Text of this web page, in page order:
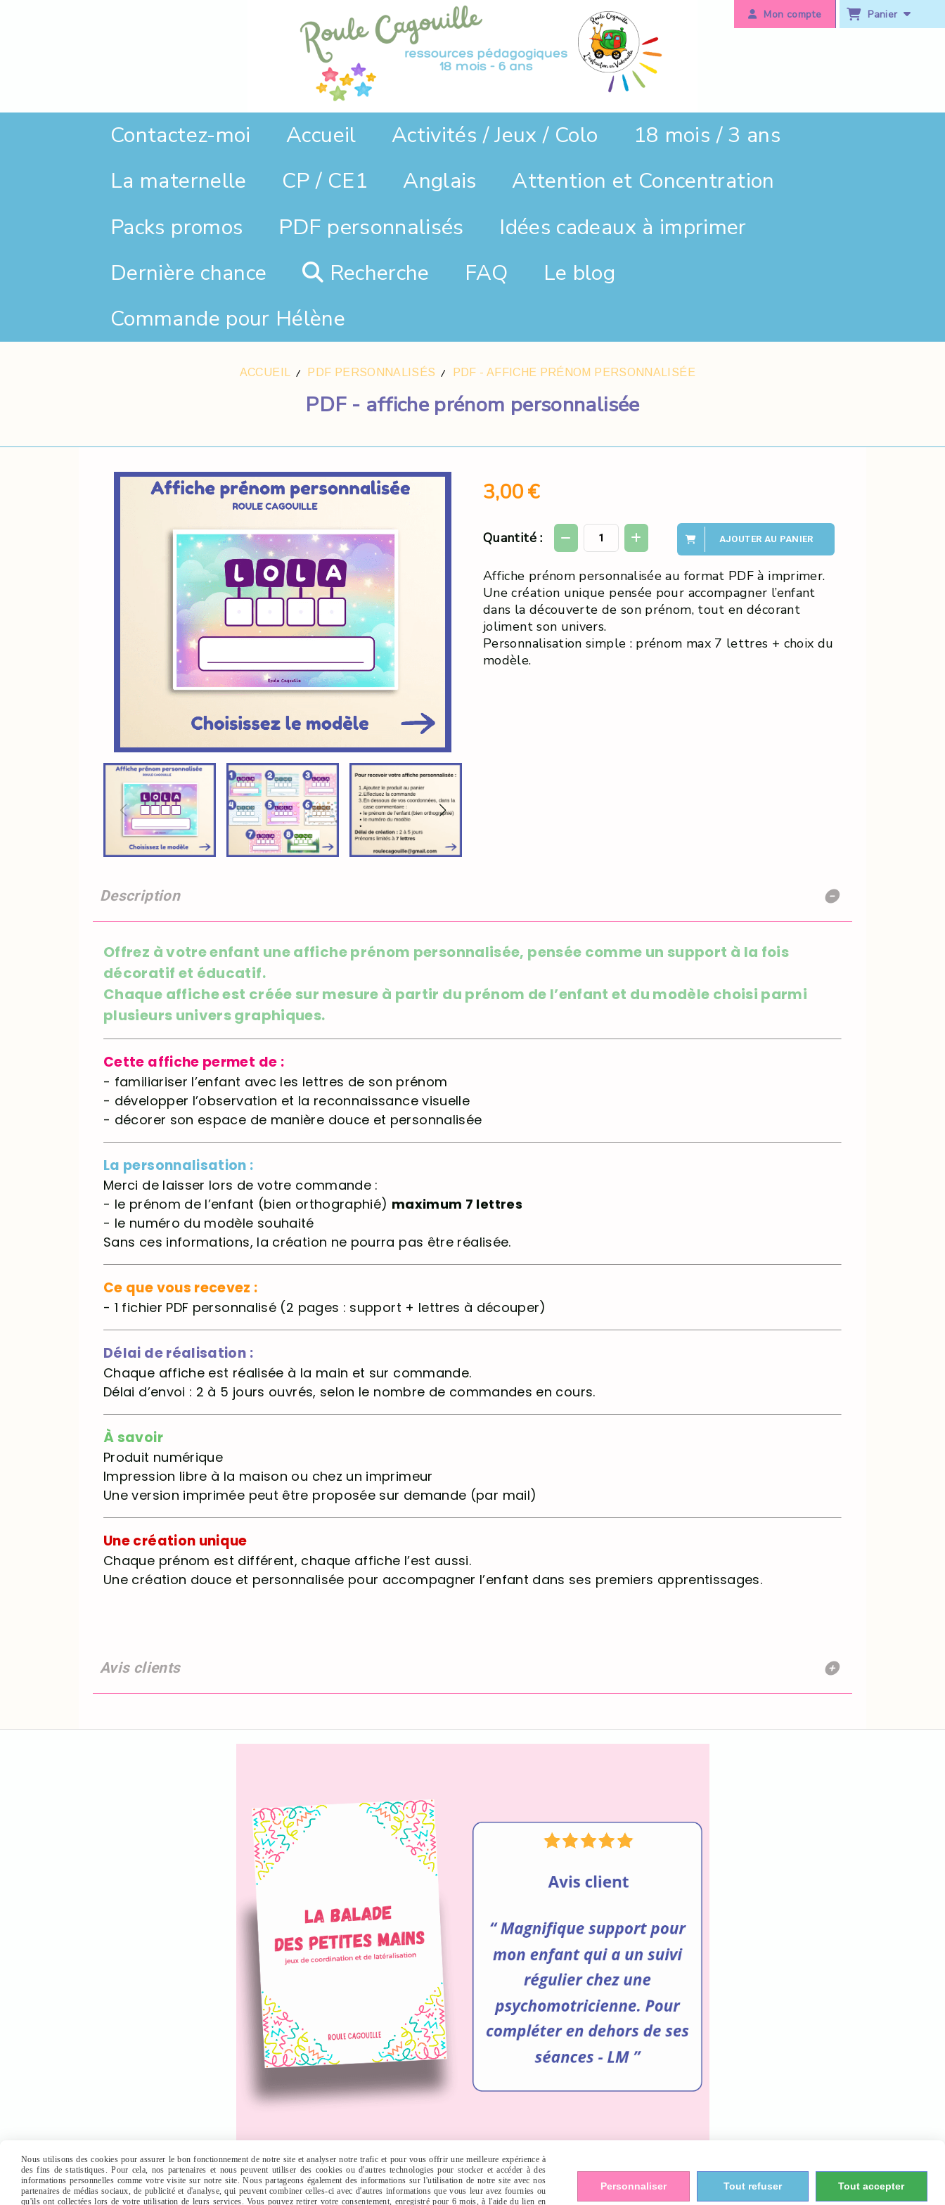
Mon compte Panier
Contactez-moi Accueil Activités / Jeux / Colo
18 mois / 3 ans
La maternelle
CP / CE1 Anglais
Attention et Concentration
Packs promos
PDF personnalisés
Idées cadeaux à imprimer
Dernière chance
Recherche FAQ
Le blog
Commande pour Hélène
ACCUEIL PDF PERSONNALISÉS PDF - AFFICHE PRÉNOM PERSONNALISÉE
PDF - affiche prénom personnalisée
3,00€
Quantité : AJOUTER AU PANIER
Affiche prénom personnalisée au format PDF à imprimer.
Une création unique pensée pour accompagner l’enfant
dans la découverte de son prénom, tout en décorant
joliment son univers.
Personnalisation simple : prénom max 7 lettres + choix du
modèle.
Description
Offrez à votre enfant une affiche prénom personnalisée, pensée comme un support à la fois
décoratif et éducatif.
Chaque affiche est créée sur mesure à partir du prénom de l’enfant et du modèle choisi parmi
plusieurs univers graphiques.
Cette affiche permet de :
- familiariser l’enfant avec les lettres de son prénom
- développer l’observation et la reconnaissance visuelle
- décorer son espace de manière douce et personnalisée
La personnalisation :
Merci de laisser lors de votre commande :
- le prénom de l’enfant (bien orthographié) maximum 7 lettres
- le numéro du modèle souhaité
Sans ces informations, la création ne pourra pas être réalisée.
Ce que vous recevez :
- 1 fichier PDF personnalisé (2 pages : support + lettres à découper)
Délai de réalisation :
Chaque affiche est réalisée à la main et sur commande.
Délai d’envoi : 2 à 5 jours ouvrés, selon le nombre de commandes en cours.
À savoir
Produit numérique
Impression libre à la maison ou chez un imprimeur
Une version imprimée peut être proposée sur demande (par mail)
Une création unique
Chaque prénom est différent, chaque affiche l’est aussi.
Une création douce et personnalisée pour accompagner l’enfant dans ses premiers apprentissages.
Avis clients
Facebook est désactivé. Autoriser
Nous utilisons des cookies pour assurer le bon fonctionnement de notre site et analyser notre trafic et pour vous offrir une meilleure expérience à
des fins de statistiques. Pour cela, nos partenaires et nous peuvent utiliser des cookies ou d'autres technologies pour stocker et accéder à des
informations personnelles comme votre visite sur notre site. Nous partageons également des informations sur l'utilisation de notre site avec nos
partenaires de médias sociaux, de publicité et d'analyse, qui peuvent combiner celles-ci avec d'autres informations que vous leur avez fournies ou
qu'ils ont collectées lors de votre utilisation de leurs services. Vous pouvez retirer votre consentement, enregistré pour 6 mois, à l'aide du lien en
Personnaliser Tout refuser Tout accepter